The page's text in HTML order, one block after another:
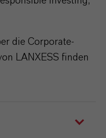
die Corporate-
LANXESS finden